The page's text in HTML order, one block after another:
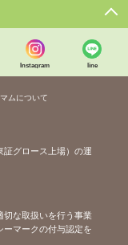
Instagram line
ムについて
証グロース上場）の運
切な取扱いを行う事業
ーマークの付与認定を